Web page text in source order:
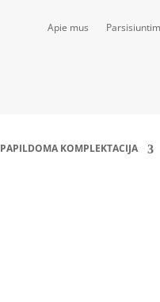
Apie mus
PAPILDOMA KOMPLEKTACIJA